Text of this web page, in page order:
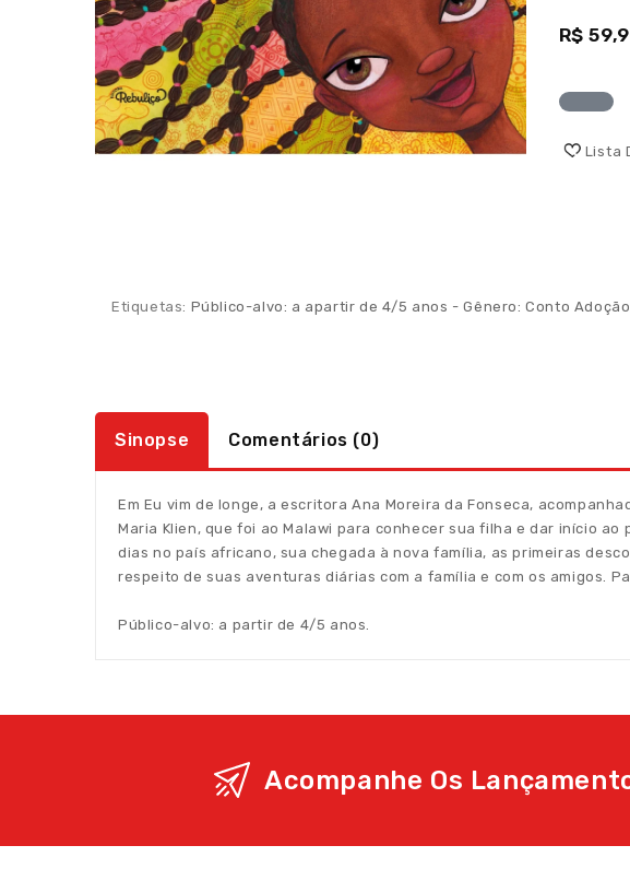
R$
Lista
Etiquetas: Público-alvo: a apartir de 4/5 anos - Gênero: Conto Adoção
Sinopse Comentários (0)
Em Eu vim de longe, a escritora Ana Moreira da Fonseca,
Maria Klien, que foi ao Malawi para conhecer sua filha e dar início
dias no país africano, sua chegada à nova família, as primeiras
respeito de suas aventuras diárias com a família e com os amigos.
Público-alvo: a partir de 4/5 anos.
Acompanhe Os